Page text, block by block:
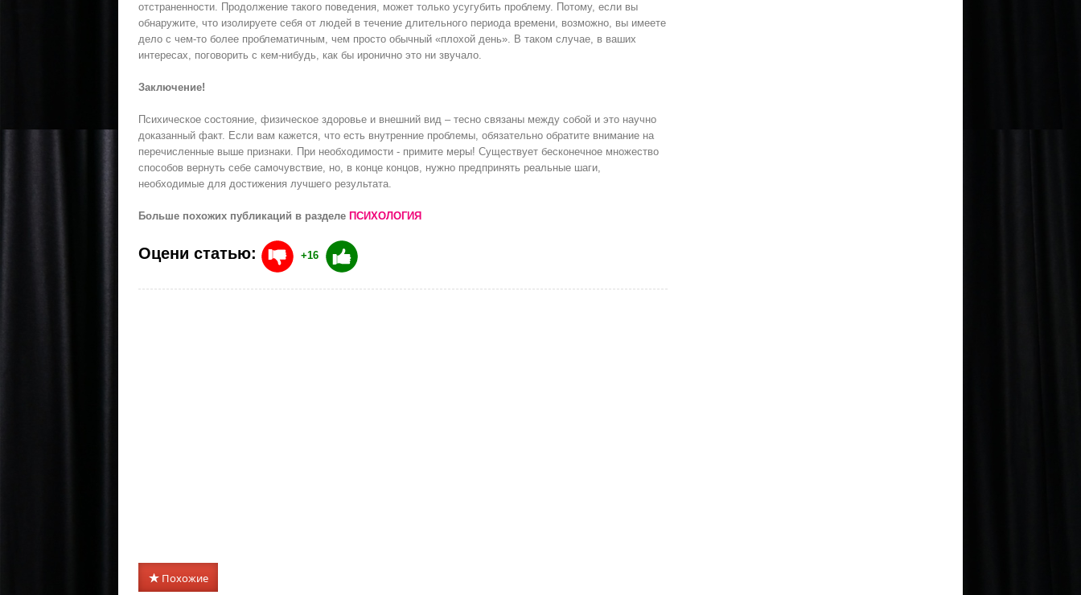
отстраненности. Продолжение такого поведения, может только усугубить проблему. Потому, если вы
обнаружите, что изолируете себя от людей в течение длительного периода времени, возможно, вы имеете
дело с чем-то более проблематичным, чем просто обычный «плохой день». В таком случае, в ваших
интересах, поговорить с кем-нибудь, как бы иронично это ни звучало.
Заключение!
Психическое состояние, физическое здоровье и внешний вид – тесно связаны между собой и это научно
доказанный факт. Если вам кажется, что есть внутренние проблемы, обязательно обратите внимание на
перечисленные выше признаки. При необходимости - примите меры! Существует бесконечное множество
способов вернуть себе самочувствие, но, в конце концов, нужно предпринять реальные шаги,
необходимые для достижения лучшего результата.
Больше похожих публикаций в разделе ПСИХОЛОГИЯ
Оцени статью: +16
Похожие